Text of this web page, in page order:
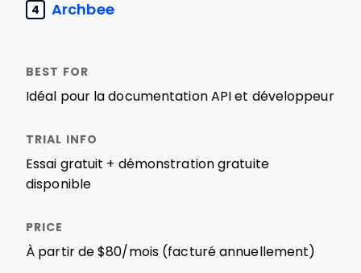
4 Archbee
Idéal pour la documentation API et développeur
Essai gratuit + démonstration gratuite
disponible
À partir de $80/mois (facturé annuellement)